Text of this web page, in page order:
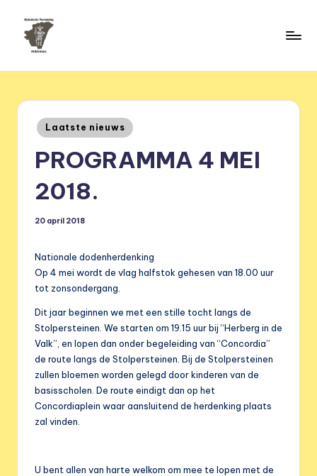
Geplaatst
in
Laatste nieuws
PROGRAMMA 4 MEI
2018.
20 april 2018
Nationale dodenherdenking
Op 4 mei wordt de vlag halfstok gehesen van 18.00 uur
tot zonsondergang.
Dit jaar beginnen we met een stille tocht langs de
Stolpersteinen. We starten om 19.15 uur bij “Herberg in de
Valk”, en lopen dan onder begeleiding van “Concordia”
de route langs de Stolpersteinen. Bij de Stolpersteinen
zullen bloemen worden gelegd door kinderen van de
basisscholen. De route eindigt dan op het
Concordiaplein waar aansluitend de herdenking plaats
zal vinden.
U bent allen van harte welkom om mee te lopen met de